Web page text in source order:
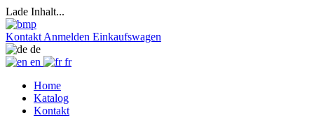
Lade Inhalt...
Kontakt Anmelden Einkaufswagen
de
en
fr
Home
Katalog
Kontakt